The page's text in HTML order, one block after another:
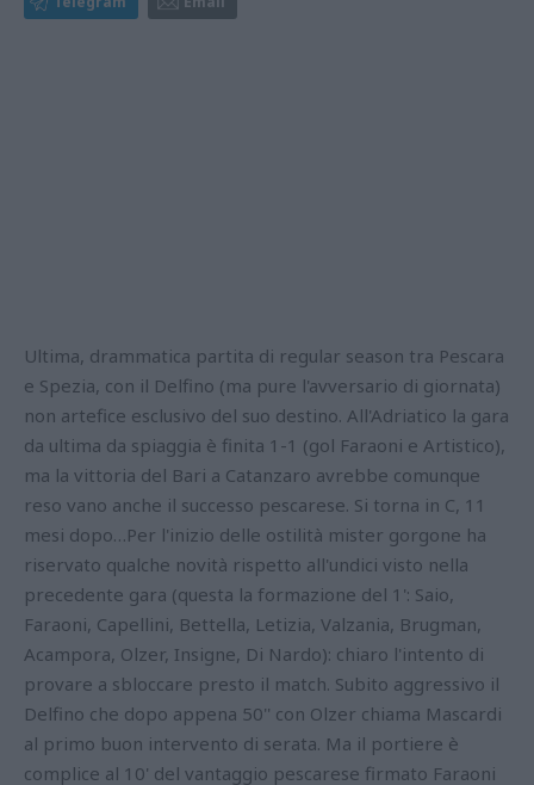
Ultima, drammatica partita di regular season tra Pescara
e Spezia, con il Delfino (ma pure l'avversario di giornata)
non artefice esclusivo del suo destino. All'Adriatico la gara
da ultima da spiaggia è finita 1-1 (gol Faraoni e Artistico),
ma la vittoria del Bari a Catanzaro avrebbe comunque
reso vano anche il successo pescarese. Si torna in C, 11
mesi dopo…Per l'inizio delle ostilità mister gorgone ha
riservato qualche novità rispetto all'undici visto nella
precedente gara (questa la formazione del 1': Saio,
Faraoni, Capellini, Bettella, Letizia, Valzania, Brugman,
Acampora, Olzer, Insigne, Di Nardo): chiaro l'intento di
provare a sbloccare presto il match. Subito aggressivo il
Delfino che dopo appena 50'' con Olzer chiama Mascardi
al primo buon intervento di serata. Ma il portiere è
complice al 10' del vantaggio pescarese firmato Faraoni